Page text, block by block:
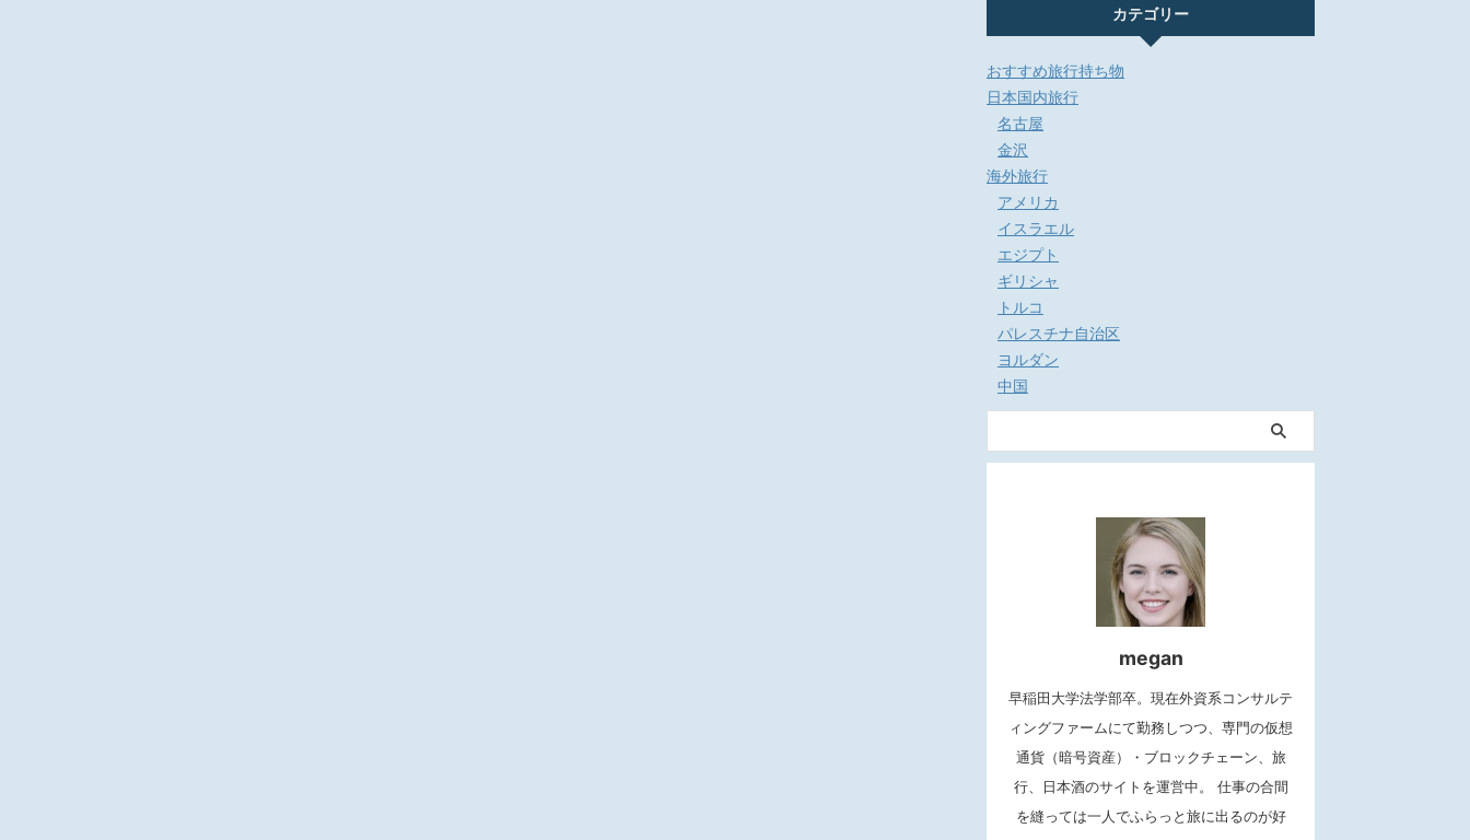
カテゴリー
おすすめ旅行持ち物
日本国内旅行
名古屋
金沢
海外旅行
アメリカ
イスラエル
エジプト
ギリシャ
トルコ
パレスチナ自治区
ヨルダン
中国
megan
早稲田大学法学部卒。現在外資系コンサルテ
ィングファームにて勤務しつつ、専門の仮想
通貨（暗号資産）・ブロックチェーン、旅
行、日本酒のサイトを運営中。 仕事の合間
を縫っては一人でふらっと旅に出るのが好